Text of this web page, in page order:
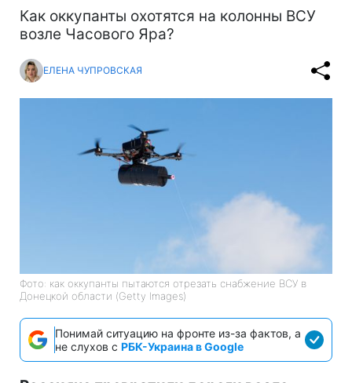
Как оккупанты охотятся на колонны ВСУ
возле Часового Яра?
ЕЛЕНА ЧУПРОВСКАЯ
Фото: как оккупанты пытаются отрезать снабжение ВСУ в
Донецкой области (Getty Images)
Понимай ситуацию на фронте из-за фактов, а
не слухов с РБК-Украина в Google